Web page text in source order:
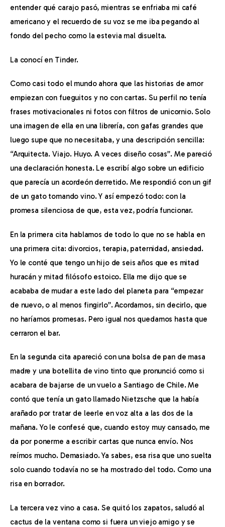
Personajes
Autobiografía
Contacto
entender qué carajo pasó, mientras se enfriaba mi café
americano y el recuerdo de su voz se me iba pegando al
fondo del pecho como la estevia mal disuelta.
La conocí en Tinder.
Como casi todo el mundo ahora que las historias de amor
empiezan con fueguitos y no con cartas. Su perfil no tenía
frases motivacionales ni fotos con filtros de unicornio. Solo
una imagen de ella en una librería, con gafas grandes que
luego supe que no necesitaba, y una descripción sencilla:
“Arquitecta. Viajo. Huyo. A veces diseño cosas”. Me pareció
una declaración honesta. Le escribí algo sobre un edificio
que parecía un acordeón derretido. Me respondió con un gif
de un gato tomando vino. Y así empezó todo: con la
promesa silenciosa de que, esta vez, podría funcionar.
En la primera cita hablamos de todo lo que no se habla en
una primera cita: divorcios, terapia, paternidad, ansiedad.
Yo le conté que tengo un hijo de seis años que es mitad
huracán y mitad filósofo estoico. Ella me dijo que se
acababa de mudar a este lado del planeta para “empezar
de nuevo, o al menos fingirlo”. Acordamos, sin decirlo, que
no haríamos promesas. Pero igual nos quedamos hasta que
cerraron el bar.
En la segunda cita apareció con una bolsa de pan de masa
madre y una botellita de vino tinto que pronunció como si
acabara de bajarse de un vuelo a Santiago de Chile. Me
contó que tenía un gato llamado Nietzsche que la había
arañado por tratar de leerle en voz alta a las dos de la
mañana. Yo le confesé que, cuando estoy muy cansado, me
da por ponerme a escribir cartas que nunca envío. Nos
reímos mucho. Demasiado. Ya sabes, esa risa que uno suelta
solo cuando todavía no se ha mostrado del todo. Como una
risa en borrador.
La tercera vez vino a casa. Se quitó los zapatos, saludó al
cactus de la ventana como si fuera un viejo amigo y se